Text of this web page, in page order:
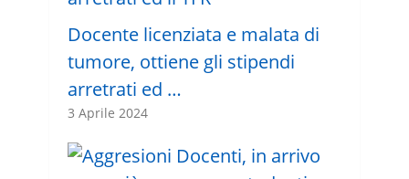
Docente licenziata e malata di
tumore, ottiene gli stipendi
arretrati ed …
3 Aprile 2024